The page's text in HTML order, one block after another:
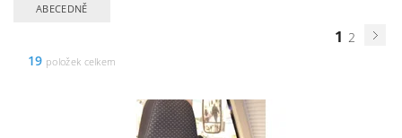
ABECEDNĚ
1 2
19 položek celkem